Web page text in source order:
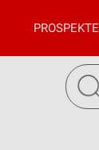
PROSPEKTE